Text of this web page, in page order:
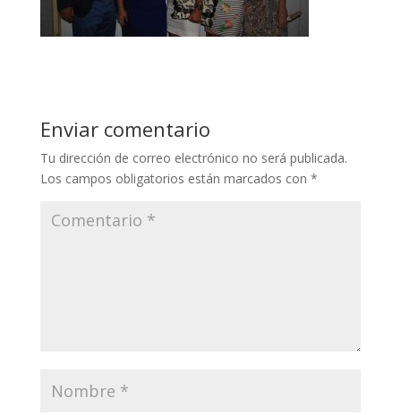
Enviar comentario
Tu dirección de correo electrónico no será publicada.
Los campos obligatorios están marcados con *